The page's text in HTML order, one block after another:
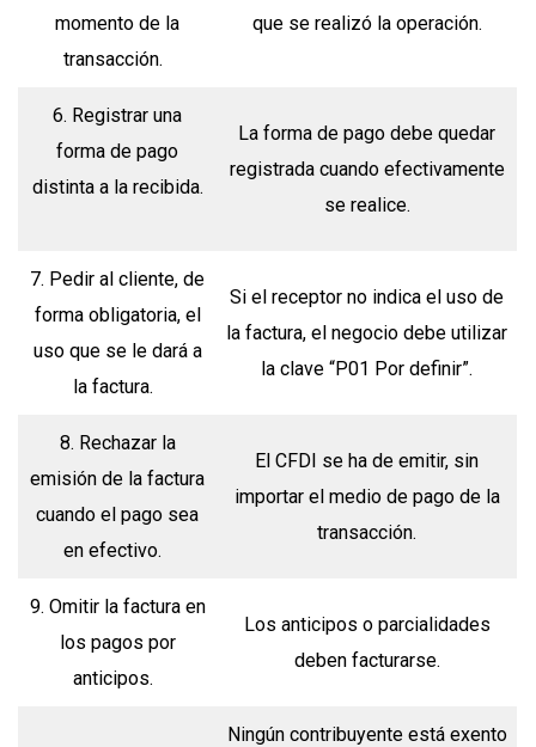
momento de la
transacción.
que se realizó la operación.
6. Registrar una
forma de pago
distinta a la recibida.
La forma de pago debe quedar
registrada cuando efectivamente
se realice.
7. Pedir al cliente, de
forma obligatoria, el
uso que se le dará a
la factura.
Si el receptor no indica el uso de
la factura, el negocio debe utilizar
la clave “P01 Por definir”.
8. Rechazar la
emisión de la factura
cuando el pago sea
en efectivo.
El CFDI se ha de emitir, sin
importar el medio de pago de la
transacción.
9. Omitir la factura en
los pagos por
anticipos.
Los anticipos o parcialidades
deben facturarse.
Ningún contribuyente está exento